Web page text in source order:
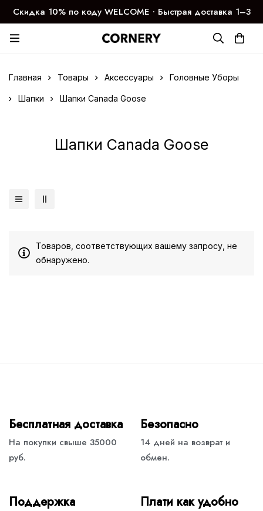
Скидка 10% по коду WELCOME ∙ Быстрая доставка 1–3
дня
Главная Товары Аксессуары Головные Уборы
Шапки Шапки Canada Goose
Шапки Canada Goose
Товаров, соответствующих вашему запросу, не
обнаружено.
Бесплатная доставка
На покупки свыше 35000
руб.
Безопасно
14 дней на возврат и
обмен.
Поддержка Плати как удобно